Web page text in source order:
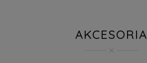
AKCESORIA